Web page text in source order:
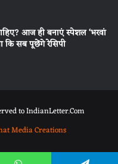
आज ही बनाएं स्पेशल ‘भरवां
कि सब पूछेंगे रेसिपी
to IndianLetter.Com
Media Creations